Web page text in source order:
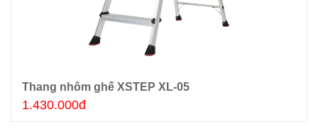
Thêm giỏ hàng
Thang nhôm ghế XSTEP XL-05
1.430.000đ